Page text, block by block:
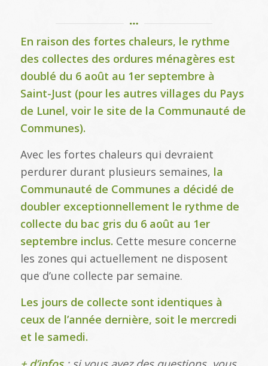
En raison des fortes chaleurs, le rythme
des collectes des ordures ménagères est
doublé du 6 août au 1er septembre à
Saint-Just (pour les autres villages du Pays
de Lunel, voir le site de la Communauté de
Communes).
Avec les fortes chaleurs qui devraient
perdurer durant plusieurs semaines, la
Communauté de Communes a décidé de
doubler exceptionnellement le rythme de
collecte du bac gris du 6 août au 1er
septembre inclus. Cette mesure concerne
les zones qui actuellement ne disposent
que d’une collecte par semaine.
Les jours de collecte sont identiques à
ceux de l’année dernière, soit le mercredi
et le samedi.